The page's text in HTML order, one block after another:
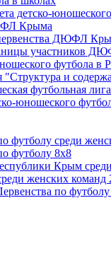
детско-
Крыма
ДЮФЛ
участников
футбола в
и
футбольная
юношеского
футболу среди
футболу 8х8
Крым
женских команд
по